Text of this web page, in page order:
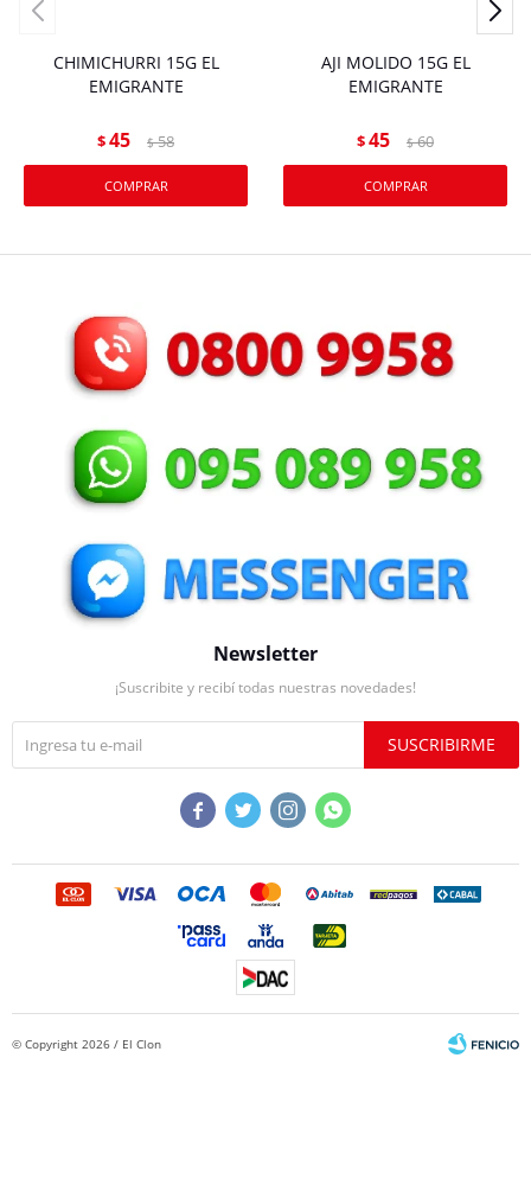
CHIMICHURRI 15G EL
EMIGRANTE
$45 $ 58
AJI MOLIDO 15G EL
EMIGRANTE
$45 $ 60
Newsletter
¡Suscribite y recibí todas nuestras novedades!
SUSCRIBIRME
   
© Copyright 2026 / El Clon